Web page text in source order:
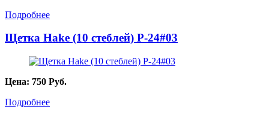
Подробнее
Щетка Hake (10 стеблей) P-24#03
Цена: 750 Руб.
Подробнее